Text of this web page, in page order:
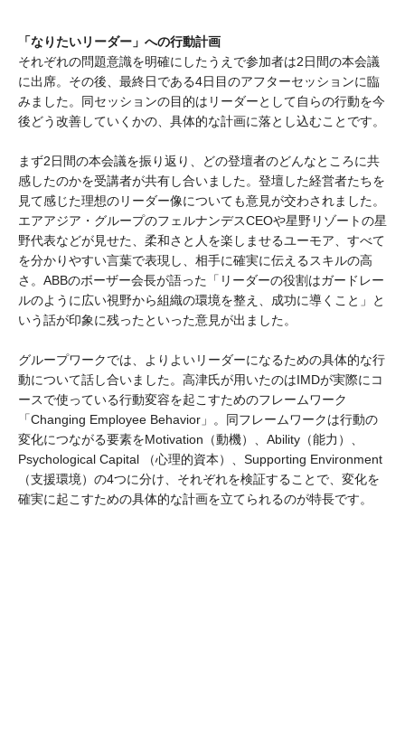
「なりたいリーダー」への行動計画
それぞれの問題意識を明確にしたうえで参加者は2日間の本会議
に出席。その後、最終日である4日目のアフターセッションに臨
みました。同セッションの目的はリーダーとして自らの行動を今
後どう改善していくかの、具体的な計画に落とし込むことです。
まず2日間の本会議を振り返り、どの登壇者のどんなところに共
感したのかを受講者が共有し合いました。登壇した経営者たちを
見て感じた理想のリーダー像についても意見が交わされました。
エアアジア・グループのフェルナンデスCEOや星野リゾートの星
野代表などが見せた、柔和さと人を楽しませるユーモア、すべて
を分かりやすい言葉で表現し、相手に確実に伝えるスキルの高
さ。ABBのボーザー会長が語った「リーダーの役割はガードレー
ルのように広い視野から組織の環境を整え、成功に導くこと」と
いう話が印象に残ったといった意見が出ました。
グループワークでは、よりよいリーダーになるための具体的な行
動について話し合いました。高津氏が用いたのはIMDが実際にコ
ースで使っている行動変容を起こすためのフレームワーク
「Changing Employee Behavior」。同フレームワークは行動の
変化につながる要素をMotivation（動機）、Ability（能力）、
Psychological Capital （心理的資本）、Supporting Environment
（支援環境）の4つに分け、それぞれを検証することで、変化を
確実に起こすための具体的な計画を立てられるのが特長です。